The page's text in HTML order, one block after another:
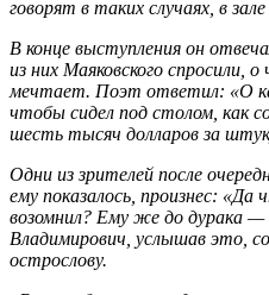
говорят в таких случаях, в
В конце выступления он
из них Маяковского спросили,
мечтает. Поэт ответил: «О
чтобы сидел под столом, как
шесть тысяч долларов за
Одни из зрителей после
ему показалось, произнес:
возомнил? Ему же до дурака
Владимирович, услышав это,
острослову.